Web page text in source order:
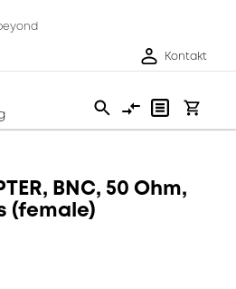
Kontakt
BNC, 50 Ohm,
(female)